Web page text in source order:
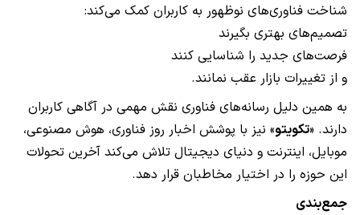
شناخت فناوری‌های نوظهور به کاربران کمک می‌کند:
تصمیم‌های بهتری بگیرند
فرصت‌های جدید را شناسایی کنند
و از تغییرات بازار عقب نمانند.
به همین دلیل رسانه‌های فناوری نقش مهمی در آگاهی کاربران
دارند. «تکویتو» نیز با پوشش اخبار روز فناوری، هوش مصنوعی،
موبایل، اینترنت و دنیای دیجیتال تلاش می‌کند آخرین تحولات
این حوزه را در اختیار مخاطبان قرار دهد.
جمع‌بندی